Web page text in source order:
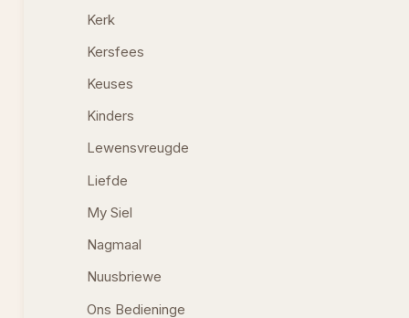
Kerk
Kersfees
Keuses
Kinders
Lewensvreugde
Liefde
My Siel
Nagmaal
Nuusbriewe
Ons Bedieninge